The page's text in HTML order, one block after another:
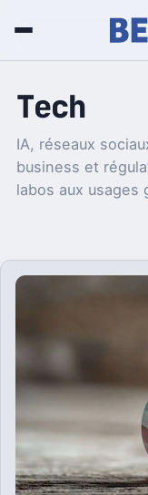
Tech
IA, réseaux
business et
labos aux usages